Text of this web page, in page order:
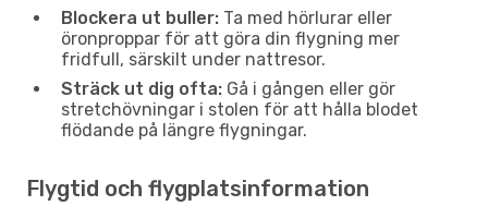
Blockera ut buller: Ta med hörlurar eller
öronproppar för att göra din flygning mer
fridfull, särskilt under nattresor.
Sträck ut dig ofta: Gå i gången eller gör
stretchövningar i stolen för att hålla blodet
flödande på längre flygningar.
Flygtid och flygplatsinformation